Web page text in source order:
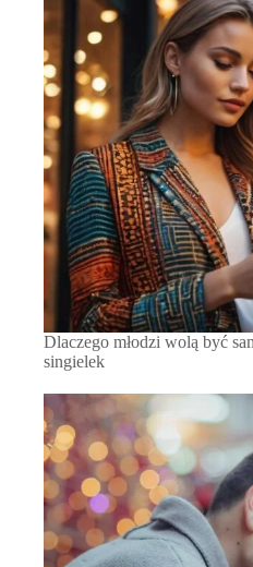
Dlaczego młodzi wolą być
singielek